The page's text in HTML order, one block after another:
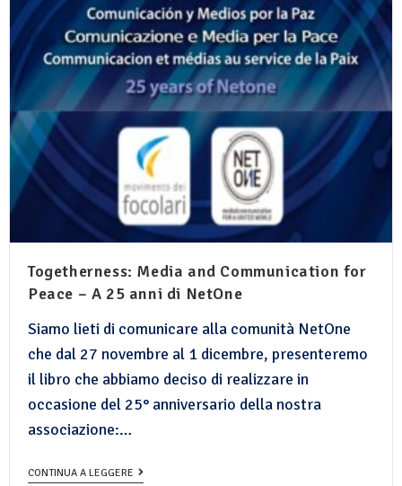
Togetherness: Media and Communication for
Peace – A 25 anni di NetOne
Siamo lieti di comunicare alla comunità NetOne
che dal 27 novembre al 1 dicembre, presenteremo
il libro che abbiamo deciso di realizzare in
occasione del 25° anniversario della nostra
associazione:…
CONTINUA A LEGGERE